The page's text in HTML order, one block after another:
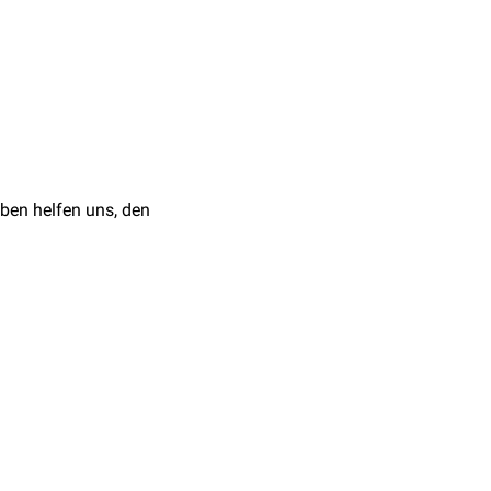
Therapie ist
anderen
helfen uns, den